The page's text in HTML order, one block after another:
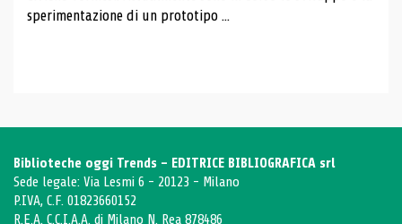
sperimentazione di un prototipo ...
Biblioteche oggi Trends - EDITRICE BIBLIOGRAFICA srl
Sede legale: Via Lesmi 6 - 20123 - Milano
P.IVA, C.F. 01823660152
R.E.A. C.C.I.A.A. di Milano N. Rea 878486